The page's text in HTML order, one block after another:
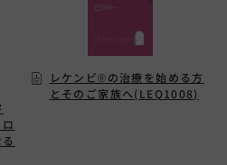
フィゴ患者向け資材
レケンビ®の治療を始める方
とそのご家族へ(LEQ1008)